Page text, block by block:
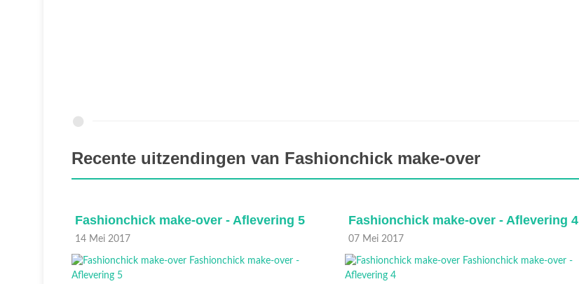
Recente uitzendingen van Fashionchick make-over
Fashionchick make-over - Aflevering 5
14 Mei 2017
Fashionchick make-over - Aflevering 4
07 Mei 2017